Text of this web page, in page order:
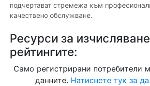
подчертават стремежа към
качествено обслужване.
Ресурси за
рейтингите:
Само регистрирани потребители
данните. Натиснете тук за